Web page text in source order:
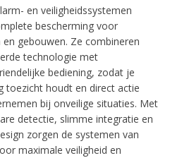
en veiligheidssystemen
bescherming voor
gebouwen. Ze combineren
technologie met
bediening, zodat je
toezicht houdt en direct actie
bij onveilige situaties. Met
detectie, slimme integratie en
zorgen de systemen van
maximale veiligheid en